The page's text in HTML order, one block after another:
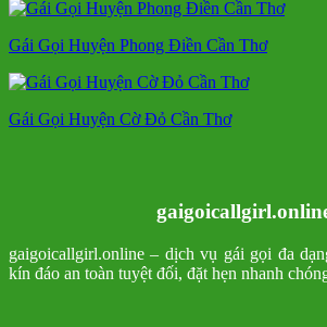
Gái Gọi Huyện Phong Điền Cần Thơ
Gái Gọi Huyện Cờ Đỏ Cần Thơ
gaigoicallgirl.online – dịch vụ gái gọi đa
kín đáo an toàn tuyệt đối, đặt hẹn nhanh